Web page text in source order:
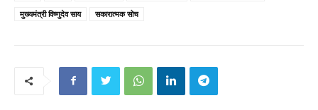
मुख्यमंत्री विष्णुदेव साय
सकारात्मक सोच